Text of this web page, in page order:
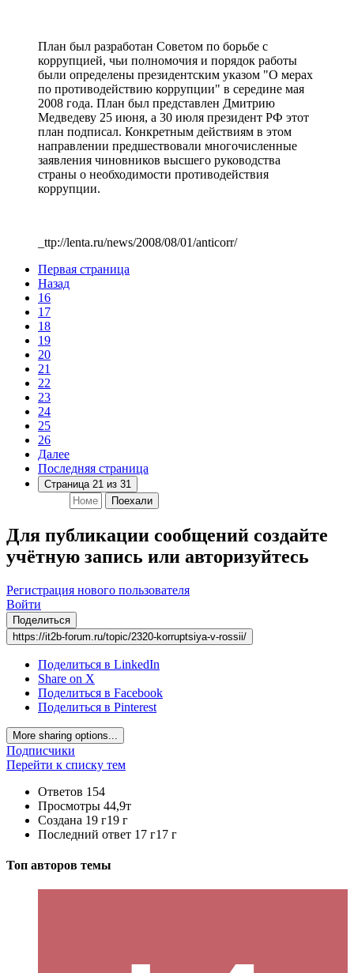
План был разработан Советом по борьбе с
коррупцией, чьи полномочия и порядок работы
были определены президентским указом "О мерах
по противодействию коррупции" в середине мая
2008 года. План был представлен Дмитрию
Медведеву 25 июня, а 30 июля президент РФ этот
план подписал. Конкретным действиям в этом
направлении предшествовали многочисленные
заявления чиновников высшего руководства
страны о необходимости противодействия
коррупции.
_ttp://lenta.ru/news/2008/08/01/anticorr/
Первая страница
Назад
16
17
18
19
20
21
22
23
24
25
26
Далее
Последняя страница
Страница 21 из 31
Поехали
Для публикации сообщений создайте
учётную запись или авторизуйтесь
Регистрация нового пользователя
Войти
Поделиться
https://it2b-forum.ru/topic/2320-korruptsiya-v-rossii/
Поделиться в LinkedIn
Share on X
Поделиться в Facebook
Поделиться в Pinterest
More sharing options...
Подписчики
Перейти к списку тем
Ответов 154
Просмотры 44,9т
Создана 19 г19 г
Последний ответ 17 г17 г
Топ авторов темы